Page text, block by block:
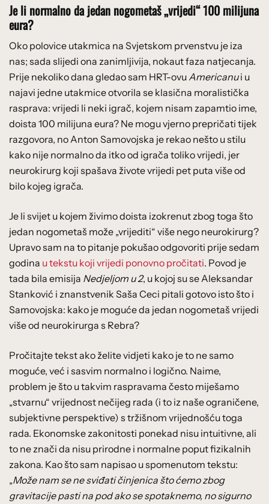
Je li normalno da jedan nogometaš „vrijedi“ 100 milijuna
eura?
Oko polovice utakmica na Svjetskom prvenstvu je iza
nas; sada slijedi ona zanimljivija, nokaut faza natjecanja.
Prije nekoliko dana gledao sam HRT-ovu Americanui u
najavi jedne utakmice otvorila se klasična moralistička
rasprava: vrijedi li neki igrač, kojem nisam zapamtio ime,
doista 100 milijuna eura? Ne mogu vjerno prepričati tijek
razgovora, no Anton Samovojska je rekao nešto u stilu
kako nije normalno da itko od igrača toliko vrijedi, jer
neurokirurg koji spašava živote vrijedi pet puta više od
bilo kojeg igrača.
Je li svijet u kojem živimo doista izokrenut zbog toga što
jedan nogometaš može „vrijediti“ više nego neurokirurg?
Upravo sam na to pitanje pokušao odgovoriti prije sedam
godina u tekstu koji vrijedi ponovno pročitati. Povod je
tada bila emisija Nedjeljom u 2, u kojoj su se Aleksandar
Stanković i znanstvenik Saša Ceci pitali gotovo isto što i
Samovojska: kako je moguće da jedan nogometaš vrijedi
više od neurokirurga s Rebra?
Pročitajte tekst ako želite vidjeti kako je to ne samo
moguće, već i sasvim normalno i logično. Naime,
problem je što u takvim raspravama često miješamo
„stvarnu“ vrijednost nečijeg rada (i to iz naše ograničene,
subjektivne perspektive) s tržišnom vrijednošću toga
rada. Ekonomske zakonitosti ponekad nisu intuitivne, ali
to ne znači da nisu prirodne i normalne poput fizikalnih
zakona. Kao što sam napisao u spomenutom tekstu:
„Može nam se ne sviđati činjenica što ćemo zbog
gravitacije pasti na pod ako se spotaknemo, no sigurno